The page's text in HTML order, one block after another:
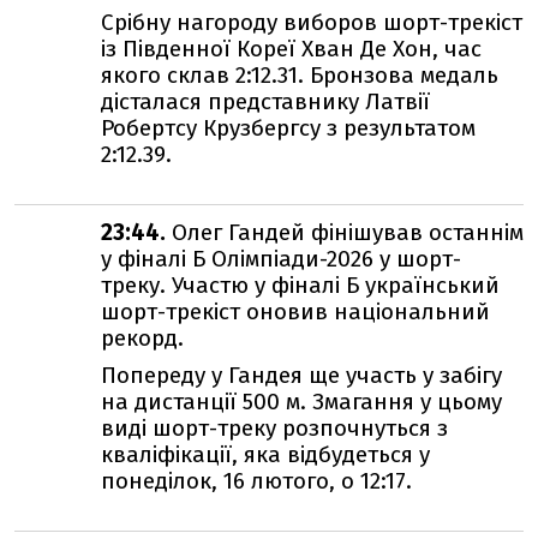
Срібну нагороду виборов шорт-трекіст
із Південної Кореї Хван Де Хон, час
якого склав 2:12.31. Бронзова медаль
дісталася представнику Латвії
Робертсу Крузбергсу з результатом
2:12.39.
23:44. Олег Гандей фінішував останнім
у фіналі Б Олімпіади-2026 у шорт-
треку. Участю у фіналі Б український
шорт-трекіст оновив національний
рекорд.
Попереду у Гандея ще участь у забігу
на дистанції 500 м. Змагання у цьому
виді шорт-треку розпочнуться з
кваліфікації, яка відбудеться у
понеділок, 16 лютого, о 12:17.